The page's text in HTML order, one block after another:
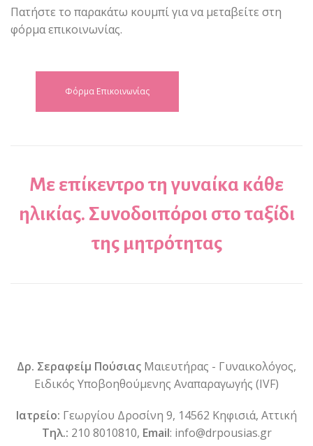
Πατήστε το παρακάτω κουμπί για να μεταβείτε στη
φόρμα επικοινωνίας.
Φόρμα Επικοινωνίας
Με επίκεντρο τη γυναίκα κάθε
ηλικίας. Συνοδοιπόροι στο ταξίδι
της μητρότητας
Δρ. Σεραφείμ Πούσιας Μαιευτήρας - Γυναικολόγος,
Ειδικός Υποβοηθούμενης Αναπαραγωγής (IVF)
Ιατρείο: Γεωργίου Δροσίνη 9, 14562 Κηφισιά, Αττική
Τηλ.: 210 8010810, Email: info@drpousias.gr